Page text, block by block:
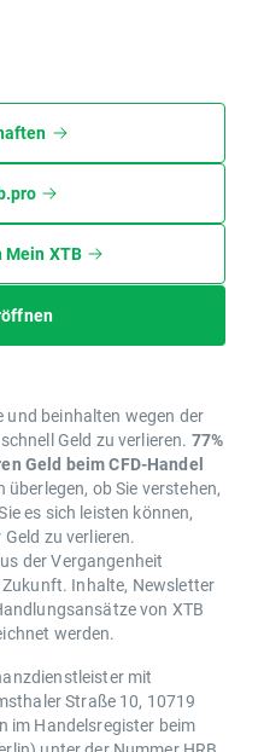
Mein XTB
und beinhalten wegen der
Geld zu verlieren. 77%
Geld beim CFD-Handel
überlegen, ob Sie verstehen,
es sich leisten können,
zu verlieren.
der Vergangenheit
Inhalte, Newsletter
von XTB
werden.
mit
Straße 10, 10719
im Handelsregister beim